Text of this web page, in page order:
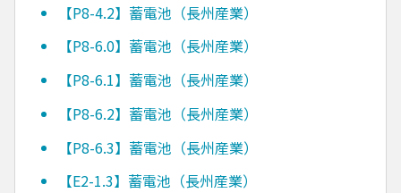
【P8-4.2】蓄電池（長州産業）
【P8-6.0】蓄電池（長州産業）
【P8-6.1】蓄電池（長州産業）
【P8-6.2】蓄電池（長州産業）
【P8-6.3】蓄電池（長州産業）
【E2-1.3】蓄電池（長州産業）